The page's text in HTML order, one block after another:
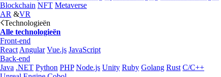
Blockchain NFT Metaverse
AR &VR
Technologieën
Alle technologieën
Front-end
React Angular Vue.js JavaScript
Back-end
Java .NET Python PHP Node.js Unity Ruby Golang Rust C/C++